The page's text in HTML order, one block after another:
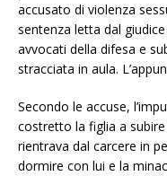
accusato di violenza
sentenza letta dal
avvocati della difesa e
stracciata in aula.
Secondo le accuse,
costretto la figlia a
rientrava dal carcere in
dormire con lui e la